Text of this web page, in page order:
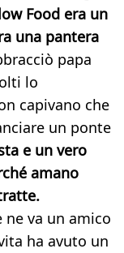
Food era un
una pantera
papa
lo
capivano che
un ponte
e un vero
amano
va un amico
ha avuto un